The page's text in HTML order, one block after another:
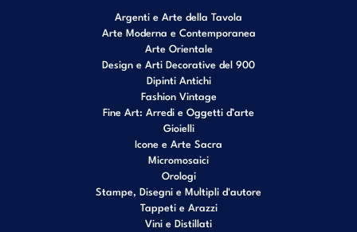
Argenti e Arte della Tavola
Arte Moderna e Contemporanea
Arte Orientale
Design e Arti Decorative del 900
Dipinti Antichi
Fashion Vintage
Fine Art: Arredi e Oggetti d’arte
Gioielli
Icone e Arte Sacra
Micromosaici
Orologi
Stampe, Disegni e Multipli d'autore
Tappeti e Arazzi
Vini e Distillati